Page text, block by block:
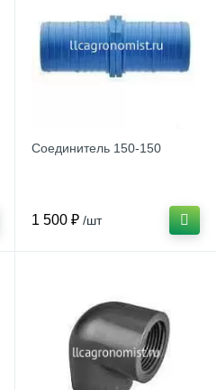
Соединитель 150-150
1 500 ₽ /шт